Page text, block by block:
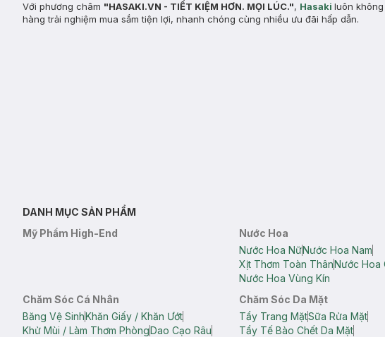
Với phương châm "HASAKI.VN - TIẾT KIỆM HƠN. MỌI LÚC.", Hasaki luôn
hàng trải nghiệm mua sắm tiện lợi, nhanh chóng cùng nhiều ưu đãi hấp dẫn.
DANH MỤC SẢN PHẨM
Mỹ Phẩm High-End
Nước Hoa
Nước Hoa NữNước Hoa Nam
Xịt Thơm Toàn ThânNước Hoa
Nước Hoa Vùng Kín
Chăm Sóc Cá Nhân
Băng Vệ SinhKhăn Giấy / Khăn Ướt
Khử Mùi / Làm Thơm PhòngDao Cạo Râu
Chăm Sóc Da Mặt
Tẩy Trang MặtSữa Rửa Mặt
Tẩy Tế Bào Chết Da Mặt